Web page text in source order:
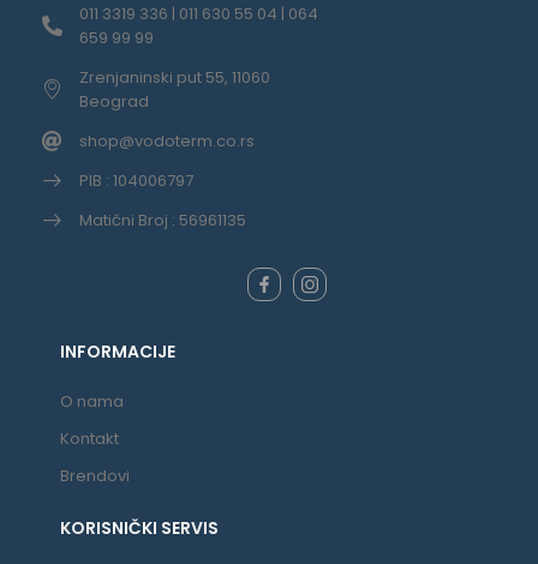
011 3319 336 | 011 630 55 04 | 064
659 99 99
Zrenjaninski put 55, 11060
Beograd
shop@vodoterm.co.rs
PIB : 104006797
Matični Broj : 56961135
INFORMACIJE
O nama
Kontakt
Brendovi
KORISNIČKI SERVIS